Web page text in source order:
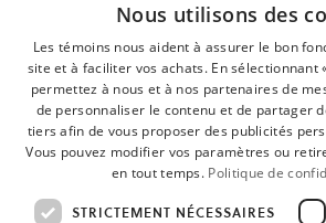
Économisez avec des
ensembles
Tous les produits
Nous utilisons des
Les témoins nous aident à assurer le bon
site et à faciliter vos achats. En sélectionnant
permettez à nous et à nos partenaires de
de personnaliser le contenu et de partager
tiers afin de vous proposer des publicités
Vous pouvez modifier vos paramètres ou
en tout temps. Politique de
STRICTEMENT NÉCESSAIRES